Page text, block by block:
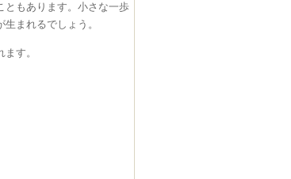
ともあります。小さな一歩
まれるでしょう。
す。